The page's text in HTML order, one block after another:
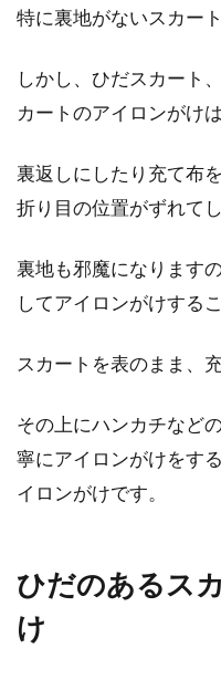
履いて
中が透
スカ
スカー
ート...
コー
こと
ス...
特に裏地がないスカー
しかし、ひだスカート
カートのアイロンがけ
裏返しにしたり充て布
折り目の位置がずれて
裏地も邪魔になります
してアイロンがけする
スカートを表のまま、
その上にハンカチなど
寧にアイロンがけをす
イロンがけです。
ひだのあるス
け